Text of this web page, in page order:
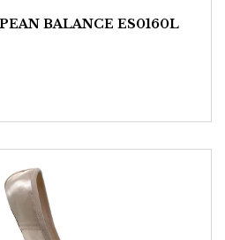
BALANCE ES0160L